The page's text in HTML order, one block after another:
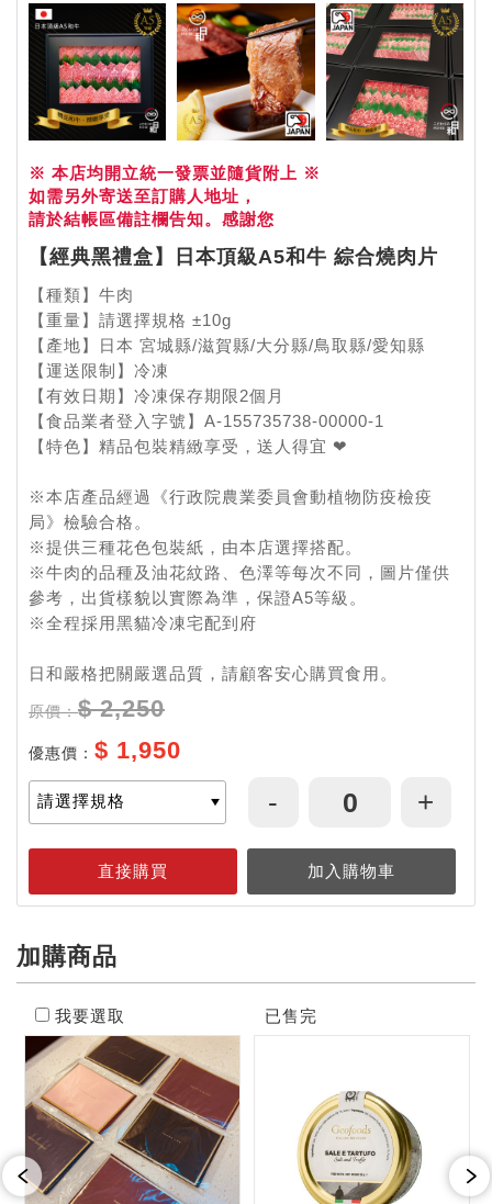
※ 本店均開立統一發票並隨貨附上 ※
如需另外寄送至訂購人地址，
請於結帳區備註欄告知。感謝您
【經典黑禮盒】日本頂級A5和牛 綜合燒肉片
【種類】牛肉
【重量】請選擇規格 ±10g
【產地】日本 宮城縣/滋賀縣/大分縣/鳥取縣/愛知縣
【運送限制】冷凍
【有效日期】冷凍保存期限2個月
【食品業者登入字號】A-155735738-00000-1
【特色】精品包裝精緻享受，送人得宜 ❤
※本店產品經過《行政院農業委員會動植物防疫檢疫
局》檢驗合格。
※提供三種花色包裝紙，由本店選擇搭配。
※牛肉的品種及油花紋路、色澤等每次不同，圖片僅供
參考，出貨樣貌以實際為準，保證A5等級。
※全程採用黑貓冷凍宅配到府
日和嚴格把關嚴選品質，請顧客安心購買食用。
原價：$ 2,250
優惠價： $ 1,950
- +
加購商品
我要選取 已售完